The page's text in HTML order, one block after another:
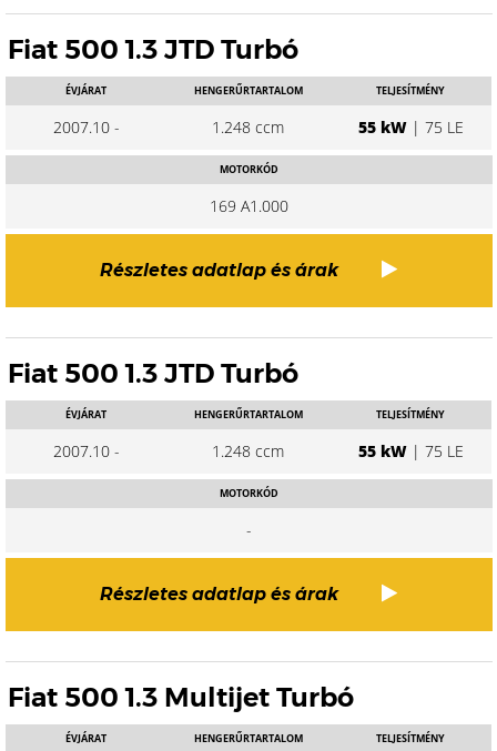
Fiat 500 1.3 JTD Turbó
ÉVJÁRAT
2007.10 -
HENGERŰRTARTALOM
1.248 ccm
TELJESÍTMÉNY
55 kW| 75 LE
MOTORKÓD
169 A1.000
Részletes adatlap és árak
Fiat 500 1.3 JTD Turbó
ÉVJÁRAT
2007.10 -
HENGERŰRTARTALOM
1.248 ccm
TELJESÍTMÉNY
55 kW| 75 LE
MOTORKÓD
-
Részletes adatlap és árak
Fiat 500 1.3 Multijet Turbó
ÉVJÁRAT HENGERŰRTARTALOM TELJESÍTMÉNY